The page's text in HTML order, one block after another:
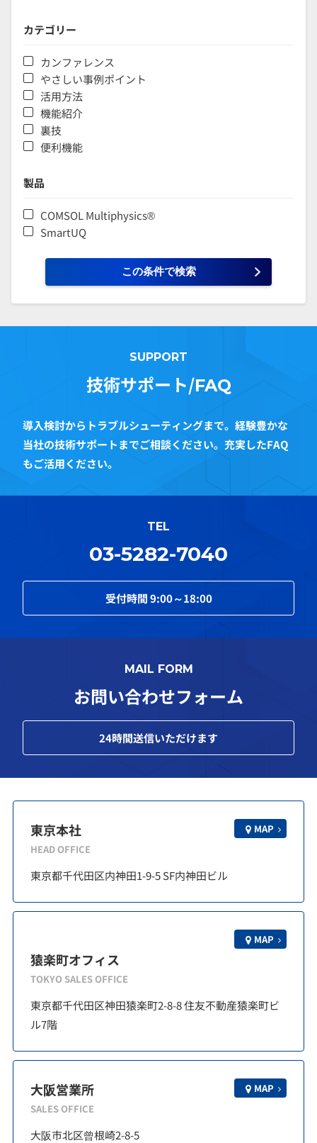
カテゴリー
カンファレンス
やさしい事例ポイント
活用方法
機能紹介
裏技
便利機能
製品
COMSOL Multiphysics®
SmartUQ
SUPPORT
技術サポート/FAQ
導入検討からトラブルシューティングまで。経験豊かな
当社の技術サポートまでご相談ください。充実したFAQ
もご活用ください。
TEL
03-5282-7040
受付時間9:00～18:00
MAIL FORM
お問い合わせフォーム
24時間送信いただけます
東京本社
HEAD OFFICE
MAP
東京都千代田区内神田1-9-5 SF内神田ビル
猿楽町オフィス
TOKYO SALES OFFICE
MAP
東京都千代田区神田猿楽町2-8-8 住友不動産猿楽町ビ
ル7階
大阪営業所
SALES OFFICE
MAP
大阪市北区曾根崎2-8-5